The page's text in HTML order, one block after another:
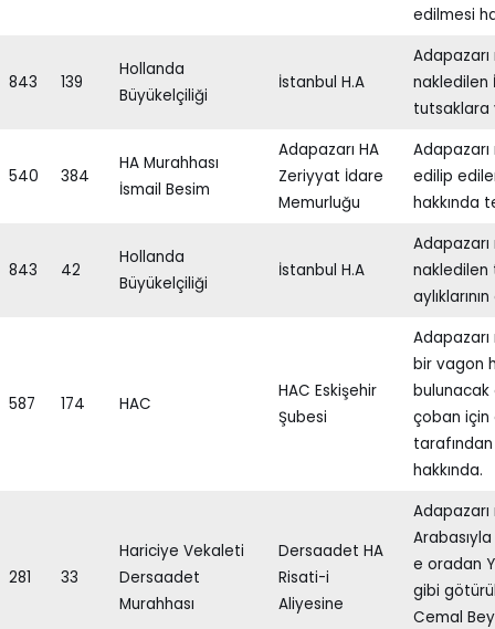
edilmesi
843 139
Hollanda
Büyükelçiliği
İstanbul H.A
nakledilen
tutsaklara
540 384
HA Murahhası
İsmail Besim
Adapazarı HA
Zeriyyat İdare
Memurluğu
edilip
hakkında
843 42
Hollanda
Büyükelçiliği
İstanbul H.A
nakledilen
587 174 HAC
HAC Eskişehir
Şubesi
bir vagon
bulunacak
çoban için
hakkında.
281 33
Hariciye Vekaleti
Dersaadet
Murahhası
Dersaadet HA
Risati-i
Aliyesine
Adapazarı
e oradan
gibi
Cemal